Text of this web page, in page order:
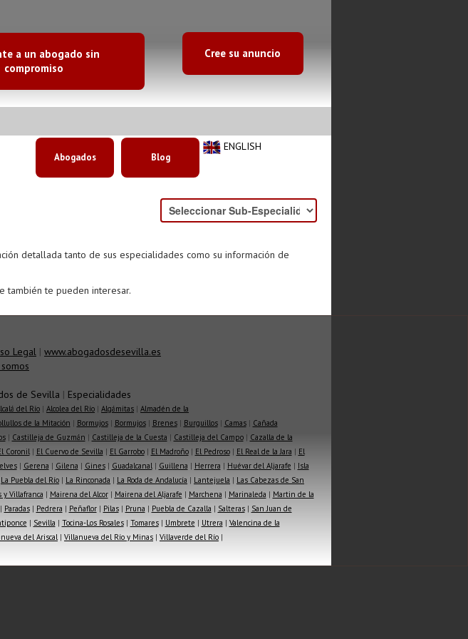
a un abogado sin
compromiso
Cree su anuncio
ENGLISH
Abogados Blog
detallada tanto de sus especialidades como su información de
también te pueden interesar.
Legal | www.abogadosdesevilla.es
de Sevilla | Especialidades
del Río | Alcolea del Río | Algámitas | Almadén de la
de la Mitación | Bormujos| Bormujos| Brenes| Burguillos| Camas| Cañada
| Castilleja de Guzmán | Castilleja de la Cuesta | Castilleja del Campo| Cazalla de la
Coronil| El Cuervo de Sevilla | El Garrobo| El Madroño| El Pedroso| El Real de la Jara | El
| Gerena | Gilena | Gines| Guadalcanal| Guillena | Herrera | Huévar del Aljarafe | Isla
La Puebla del Río | La Rinconada | La Roda de Andalucía | Lantejuela | Las Cabezas de San
y Villafranca | Mairena del Alcor| Mairena del Aljarafe | Marchena | Marinaleda | Martin de la
Paradas| Pedrera | Peñaflor| Pilas| Pruna | Puebla de Cazalla | Salteras| San Juan de
| Sevilla | Tocina-Los Rosales| Tomares| Umbrete | Utrera | Valencina de la
del Ariscal| Villanueva del Río y Minas | Villaverde del Río |